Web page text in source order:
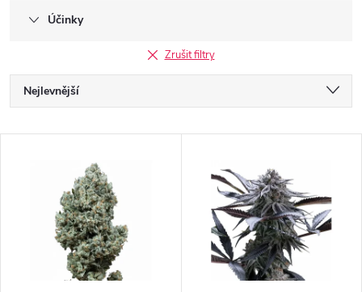
Účinky
Zrušit filtry
Ř
a
Nejlevnější
Abecedně